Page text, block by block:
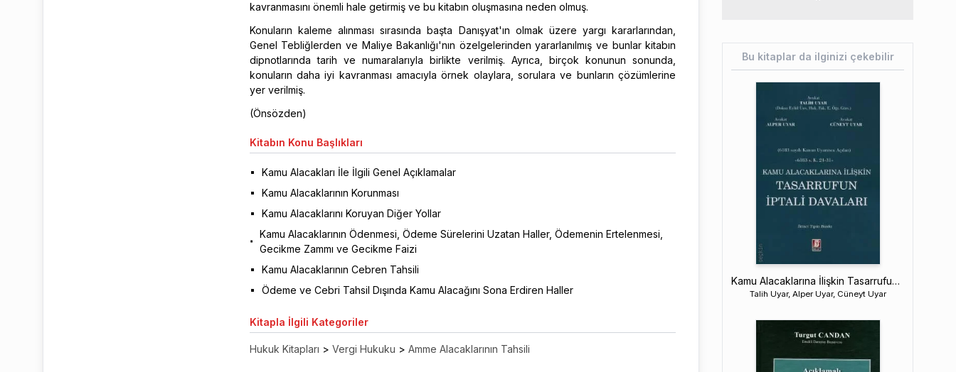
kavranmasını önemli hale getirmiş ve bu kitabın oluşmasına neden olmuş.
Konuların kaleme alınması sırasında başta Danışyat'ın olmak üzere yargı kararlarından,
Genel Tebliğlerden ve Maliye Bakanlığı'nın özelgelerinden yararlanılmış ve bunlar kitabın
dipnotlarında tarih ve numaralarıyla birlikte verilmiş. Ayrıca, birçok konunun sonunda,
konuların daha iyi kavranması amacıyla örnek olaylara, sorulara ve bunların çözümlerine
yer verilmiş.
(Önsözden)
Kitabın Konu Başlıkları
Kamu Alacakları İle İlgili Genel Açıklamalar
Kamu Alacaklarının Korunması
Kamu Alacaklarını Koruyan Diğer Yollar
Kamu Alacaklarının Ödenmesi, Ödeme Sürelerini Uzatan Haller, Ödemenin Ertelenmesi,
Gecikme Zammı ve Gecikme Faizi
Kamu Alacaklarının Cebren Tahsili
Ödeme ve Cebri Tahsil Dışında Kamu Alacağını Sona Erdiren Haller
Kitapla İlgili Kategoriler
Hukuk Kitapları > Vergi Hukuku > Amme Alacaklarının Tahsili
Bu kitaplar da ilginizi çekebilir
Kamu Alacaklarına İlişkin Tasarrufun İptali Davaları
Talih Uyar, Alper Uyar, Cüneyt Uyar